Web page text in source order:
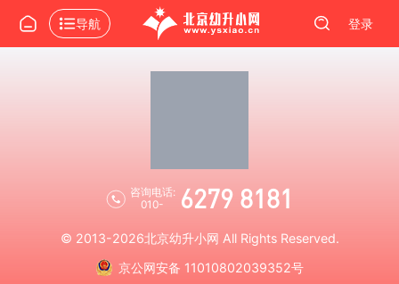
导航 登录
咨询电话:
010-
6279 8181
© 2013-2026北京幼升小网 All Rights Reserved.
京公网安备 11010802039352号